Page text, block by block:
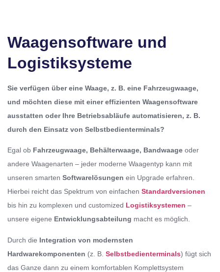
Waagensoftware und
Logistiksysteme
Sie verfügen über eine Waage, z. B. eine Fahrzeugwaage,
und möchten diese mit einer effizienten Waagensoftware
ausstatten oder Ihre Betriebsabläufe automatisieren, z. B.
durch den Einsatz von Selbstbedienterminals?
Egal ob Fahrzeugwaage, Behälterwaage, Bandwaage oder
andere Waagenarten – jeder moderne Waagentyp kann mit
unseren smarten Softwarelösungen ein Upgrade erfahren.
Hierbei reicht das Spektrum von einfachen Standardversionen
bis hin zu komplexen und customized Logistiksystemen –
unsere eigene Entwicklungsabteilung macht es möglich.
Durch die Integration von modernsten
Hardwarekomponenten (z. B. Selbstbedienterminals) fügt sich
das Ganze dann zu einem komfortablen Komplettsystem